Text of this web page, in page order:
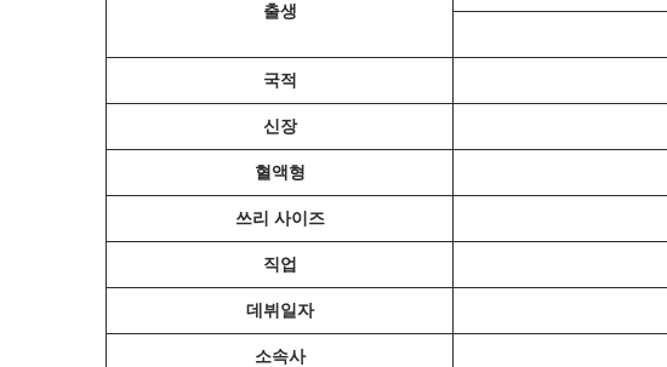
출생
국적
신장
혈액형
쓰리 사이즈
직업
데뷔일자
소속사